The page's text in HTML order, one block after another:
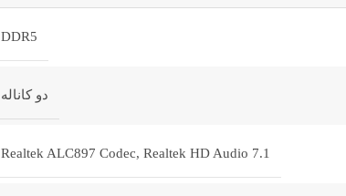
DDR5
دو کاناله
Realtek ALC897 Codec, Realtek HD Audio 7.1